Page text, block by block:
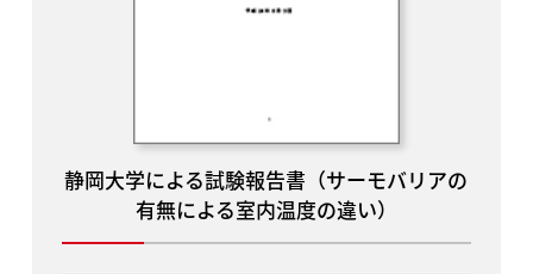
静岡大学による試験報告書（サーモバリアの
有無による室内温度の違い）